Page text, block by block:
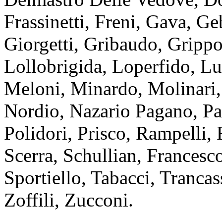
Frassinetti, Freni, Gava,
Giorgetti, Gribaudo,
Lollobrigida, Loperfido,
Meloni, Minardo,
Nordio, Nazario Pagano,
Polidori, Prisco,
Scerra, Schullian,
Sportiello, Tabacci,
Zoffili, Zucconi.